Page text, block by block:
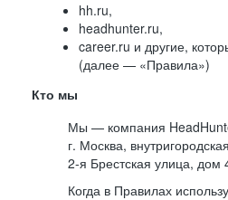
hh.ru,
headhunter.ru,
career.ru и другие,
(далее — «Правила»)
Кто мы
Мы — компания
г. Москва,
2-я Брестская улица,
Когда в Правилах